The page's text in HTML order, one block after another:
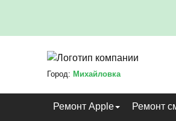
Город: Михайловка
Ремонт Apple Ремонт